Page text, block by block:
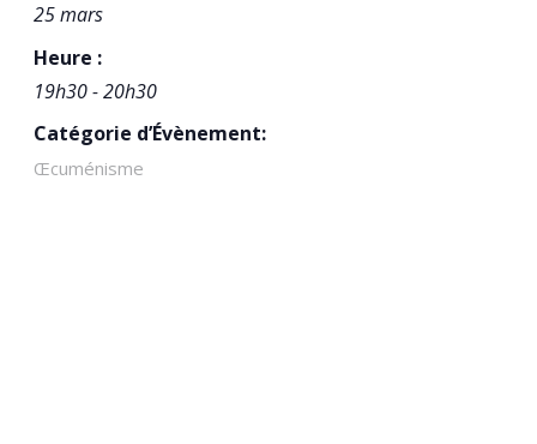
25 mars
Heure :
19h30 - 20h30
Catégorie d’Évènement:
Œcuménisme